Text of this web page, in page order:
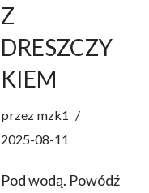
Z
DRESZCZY
KIEM
przez mzk1
2025-08-11
Pod wodą. Powódź